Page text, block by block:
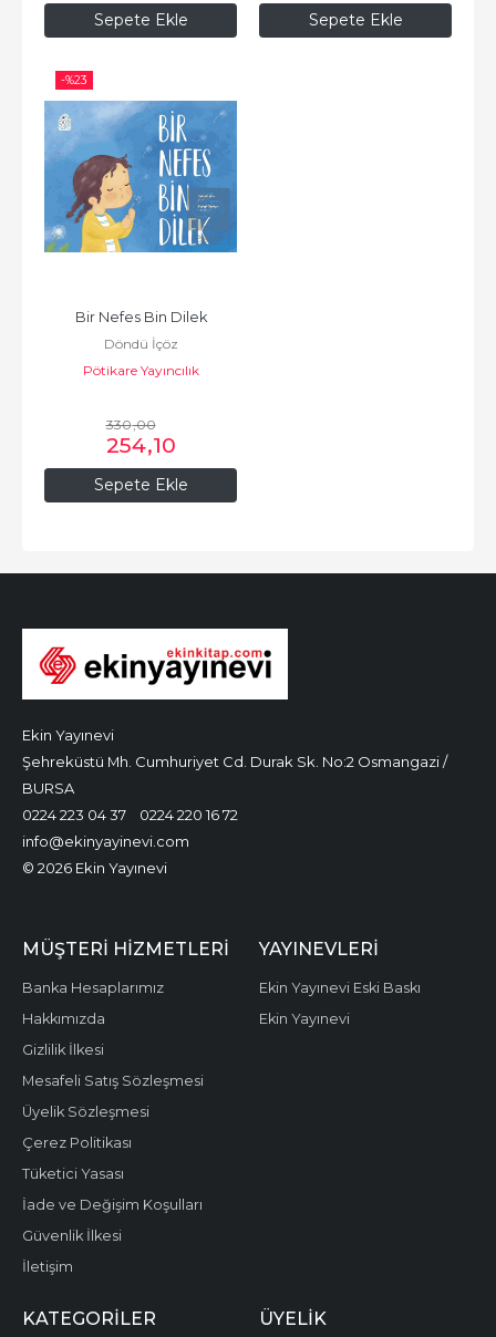
Sepete Ekle Sepete Ekle
-%23
Sepete Ekle
Bir Nefes Bin Dilek
Döndü İçöz
Pötikare Yayıncılık
330,00
254,10
Ekin Yayınevi
Şehreküstü Mh. Cumhuriyet Cd. Durak Sk. No:2 Osmangazi /
BURSA
0224 223 04 37
0224 220 16 72
info@ekinyayinevi.com
© 2026 Ekin Yayınevi
MÜŞTERI HIZMETLERI
Banka Hesaplarımız
Hakkımızda
Gizlilik İlkesi
Mesafeli Satış Sözleşmesi
Üyelik Sözleşmesi
Çerez Politikası
Tüketici Yasası
İade ve Değişim Koşulları
Güvenlik İlkesi
İletişim
YAYINEVLERI
Ekin Yayınevi Eski Baskı
Ekin Yayınevi
KATEGORILER ÜYELIK